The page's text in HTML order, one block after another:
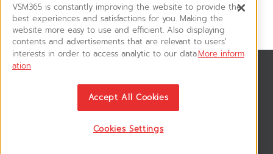
News & Updates
ติดตามอัพเดทข่าวสาร, โปรโมชั่น, สินค้าราคาพิเศษ ได้ก่อนใคร
VSM365 is constantly improving the website to provide the
best experiences and satisfactions for you. Making the
website more easy to use and efficient. Also displaying
contents and advertisements that are relevant to users'
interests in order to access analytic to our data.More inform
ation
Accept All Cookies
Cookies Settings